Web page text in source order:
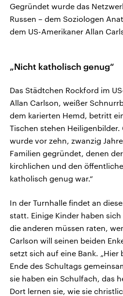
Gegründet wurde das
Russen – dem Soziologen
dem US-Amerikaner Allan
„Nicht katholisch genug“
Das Städtchen Rockford im
Allan Carlson, weißer
dem karierten Hemd, betritt
Tischen stehen Heiligenbilder.
wurde vor zehn, zwanzig
Familien gegründet, denen
kirchlichen und den
katholisch genug war.“
In der Turnhalle findet an
statt. Einige Kinder haben
die anderen müssen raten,
Carlson will seinen beiden
setzt sich auf eine Bank. „Hier
Ende des Schultags
sie haben ein Schulfach, das
Dort lernen sie, wie sie